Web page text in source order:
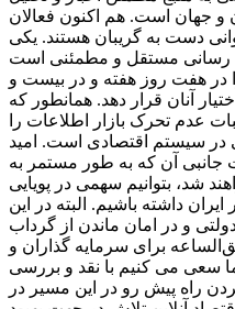
و جهان است. هم اکنون فعالان
دست به گریبان هستند. یکی
رسانی مستقل و مطمئنی است
در هفت روز هفته و در بیست و
آنان قرار دهد. همانطور که
عدم تحرک بازار اطلاعات را
در سیستم اقتصادی است. امید
جانبی آن که به طور مستمر به
شد، بتوانیم سهمی در پویایی
داشته باشیم. البته در این
و در امان ماندن از گرداب
برای سرمایه گذاران و
سعی می کنیم با نقد و بررسی
راه پیش رو در این مسیر در